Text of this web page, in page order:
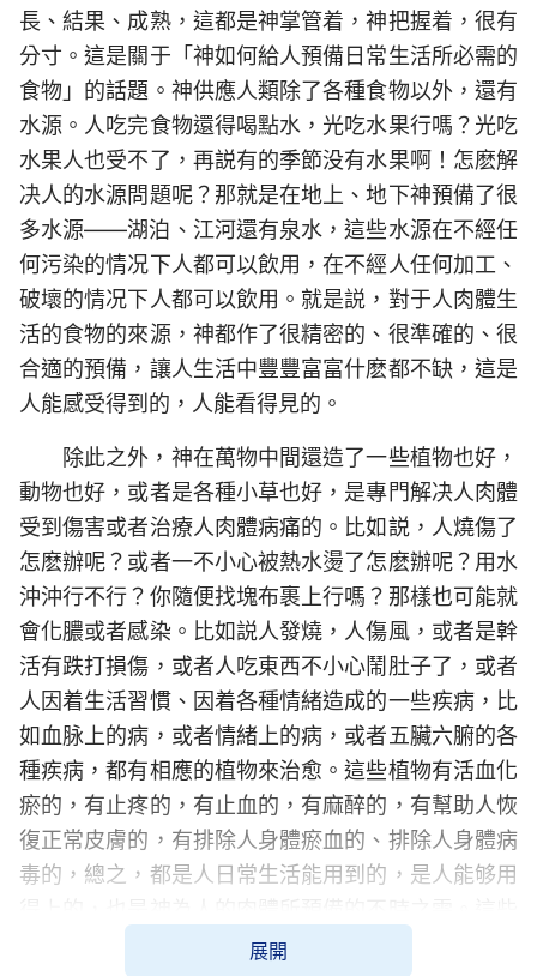
長、結果、成熟，這都是神掌管着，神把握着，很有
分寸。這是關于「神如何給人預備日常生活所必需的
食物」的話題。神供應人類除了各種食物以外，還有
水源。人吃完食物還得喝點水，光吃水果行嗎？光吃
水果人也受不了，再説有的季節没有水果啊！怎麽解
决人的水源問題呢？那就是在地上、地下神預備了很
多水源——湖泊、江河還有泉水，這些水源在不經任
何污染的情况下人都可以飲用，在不經人任何加工、
破壞的情况下人都可以飲用。就是説，對于人肉體生
活的食物的來源，神都作了很精密的、很準確的、很
合適的預備，讓人生活中豐豐富富什麽都不缺，這是
人能感受得到的，人能看得見的。
除此之外，神在萬物中間還造了一些植物也好，
動物也好，或者是各種小草也好，是專門解决人肉體
受到傷害或者治療人肉體病痛的。比如説，人燒傷了
怎麽辦呢？或者一不小心被熱水燙了怎麽辦呢？用水
沖沖行不行？你隨便找塊布裹上行嗎？那樣也可能就
會化膿或者感染。比如説人發燒，人傷風，或者是幹
活有跌打損傷，或者人吃東西不小心鬧肚子了，或者
人因着生活習慣、因着各種情緒造成的一些疾病，比
如血脉上的病，或者情緒上的病，或者五臟六腑的各
種疾病，都有相應的植物來治愈。這些植物有活血化
瘀的，有止疼的，有止血的，有麻醉的，有幫助人恢
復正常皮膚的，有排除人身體瘀血的、排除人身體病
毒的，總之，都是人日常生活能用到的，是人能够用
東西有些是神讓人在不經意中發現的，有些東西是神
展開